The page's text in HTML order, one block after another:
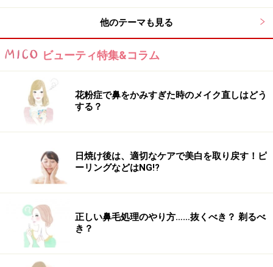
クを選んで、レイヤードを楽しむのも良いかも。
5. 香りやテクスチャーにもこだわりたい！人に
香りやテクスチャーにこだわる大人の女性向け。カネボウ
ボディ リピッド ウェア（ボディクリーム 150mL 税抜6000
レンジし、この秋発売した商品。固形のオイルと液状の
オイルを絶妙なバランスで調整しているので、一日中潤
いヴェールが肌を包み込んでくれます。ミルクのように
滑らかに伸びる心地よいテクスチャーも毎日使いたくな
他のテーマも見る
ビューティ特集&コラム
花粉症で鼻をかみすぎた時のメイク直しはどう
する？
日焼け後は、適切なケアで美白を取り戻す！ピ
ーリングなどはNG!?
正しい鼻毛処理のやり方……抜くべき？ 剃るべ
き？